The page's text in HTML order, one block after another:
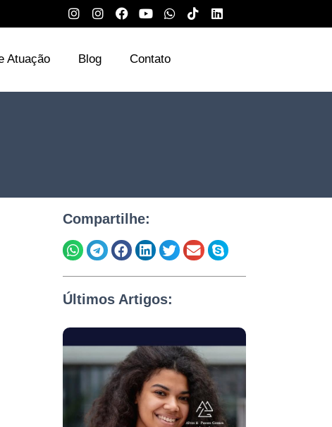
Atuação Blog Contato
Compartilhe:
Últimos Artigos: